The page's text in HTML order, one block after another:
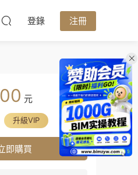
登錄 注冊
元
升級VIP
即購買